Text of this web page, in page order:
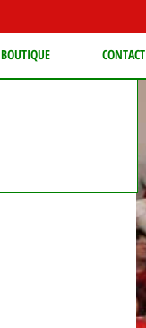
BOUTIQUE CONTACT